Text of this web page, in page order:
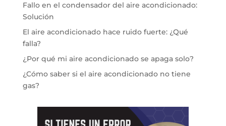
Fallo en el condensador del aire acondicionado:
Solución
El aire acondicionado hace ruido fuerte: ¿Qué
falla?
¿Por qué mi aire acondicionado se apaga solo?
¿Cómo saber si el aire acondicionado no tiene
gas?